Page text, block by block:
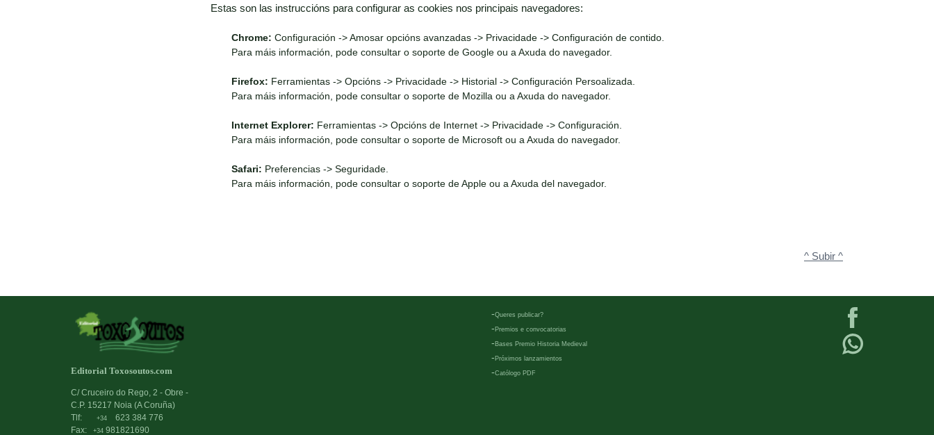
Estas son las instruccións para configurar as cookies nos principais navegadores:
Chrome: Configuración -> Amosar opcións avanzadas -> Privacidade -> Configuración de contido.
Para máis información, pode consultar o soporte de Google ou a Axuda do navegador.
Firefox: Ferramientas -> Opcións -> Privacidade -> Historial -> Configuración Persoalizada.
Para máis información, pode consultar o soporte de Mozilla ou a Axuda do navegador.
Internet Explorer: Ferramientas -> Opcións de Internet -> Privacidade -> Configuración.
Para máis información, pode consultar o soporte de Microsoft ou a Axuda do navegador.
Safari: Preferencias -> Seguridade.
Para máis información, pode consultar o soporte de Apple ou a Axuda del navegador.
^ Subir ^
Editorial Toxosoutos.com
C/ Cruceiro do Rego, 2 - Obre -
C.P. 15217 Noia (A Coruña)
Tlf:
+34
623 384 776
Fax:
+34 981821690
-Queres publicar?
- Premios e convocatorias
- Bases Premio Historia Medieval
- Próximos lanzamientos
-Católogo PDF